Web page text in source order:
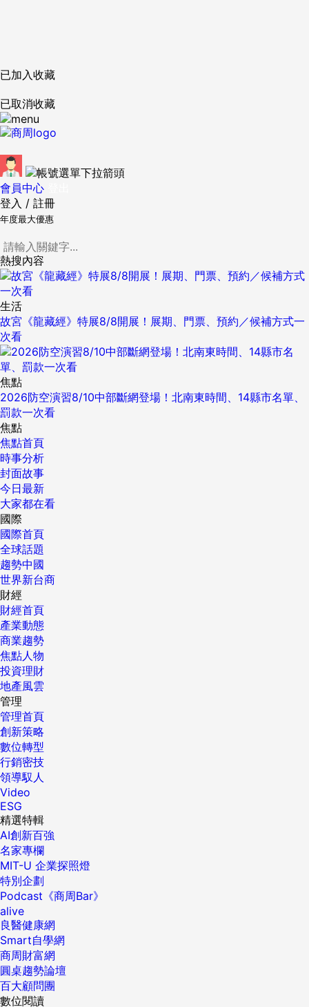
已加入收藏
已取消收藏
會員中心
登入 / 註冊
年度最大優惠
熱搜內容
生活
故宮《龍藏經》特展8/8開展！展期、門票、預約／候補方式一
次看
焦點
2026防空演習8/10中部斷網登場！北南東時間、14縣市名單、
罰款一次看
焦點
焦點首頁
時事分析
封面故事
今日最新
大家都在看
國際
國際首頁
全球話題
趨勢中國
世界新台商
財經
財經首頁
產業動態
商業趨勢
焦點人物
投資理財
地產風雲
管理
管理首頁
創新策略
數位轉型
行銷密技
領導馭人
Video
ESG
精選特輯
AI創新百強
名家專欄
MIT-U 企業探照燈
特別企劃
Podcast《商周Bar》
alive
良醫健康網
Smart自學網
商周財富網
圓桌趨勢論壇
百大顧問團
數位閱讀